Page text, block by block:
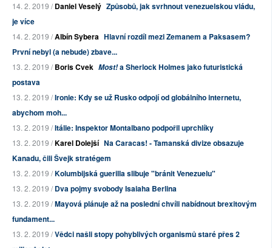
14. 2. 2019 /Daniel Veselý Způsobů, jak svrhnout venezuelskou vládu,
je více
14. 2. 2019 /Albín Sybera Hlavní rozdíl mezi Zemanem a Paksasem?
První nebyl (a nebude) zbave...
13. 2. 2019 /Boris Cvek Most!a Sherlock Holmes jako futuristická
postava
13. 2. 2019 /Ironie: Kdy se už Rusko odpojí od globálního internetu,
abychom moh...
13. 2. 2019 /Itálie: Inspektor Montalbano podpořil uprchlíky
13. 2. 2019 /Karel Dolejší Na Caracas! - Tamanská divize obsazuje
Kanadu, čili Švejk stratégem
13. 2. 2019 /Kolumbijská guerilla slibuje "bránit Venezuelu"
13. 2. 2019 /Dva pojmy svobody Isaiaha Berlina
13. 2. 2019 /Mayová plánuje až na poslední chvíli nabídnout brexitovým
fundament...
13. 2. 2019 /Vědci našli stopy pohyblivých organismů staré přes 2